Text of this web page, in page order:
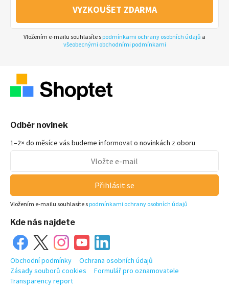
VYZKOUŠET ZDARMA
Vložením e-mailu souhlasíte s podmínkami ochrany osobních údajů a
všeobecnými obchodními podmínkami
Odběr novinek
1–2× do měsíce vás budeme informovat o novinkách z oboru
Přihlásit se
Vložením e-mailu souhlasíte s podmínkami ochrany osobních údajů
Kde nás najdete
Obchodní podmínky
Ochrana osobních údajů
Zásady souborů cookies
Formulář pro oznamovatele
Transparency report